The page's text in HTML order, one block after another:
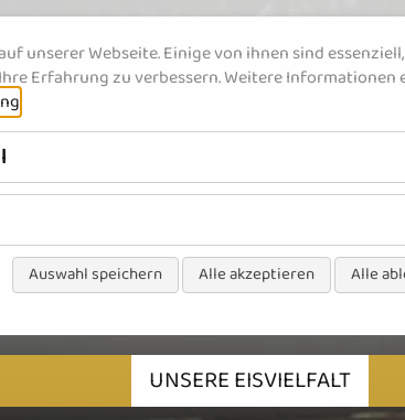
UNSERE EISVIELFALT
unserer Webseite. Einige von ihnen sind
Erfahrung zu verbessern. Weitere Informationen
Auswahl speichern Alle akzeptieren Alle